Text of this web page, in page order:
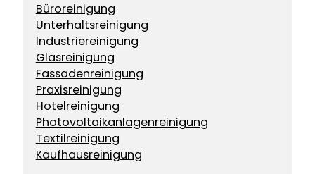
Büroreinigung
Unterhaltsreinigung
Industriereinigung
Glasreinigung
Fassadenreinigung
Praxisreinigung
Hotelreinigung
Photovoltaikanlagenreinigung
Textilreinigung
Kaufhausreinigung